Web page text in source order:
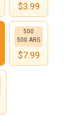
$3.99
500
500 ARS
$7.99